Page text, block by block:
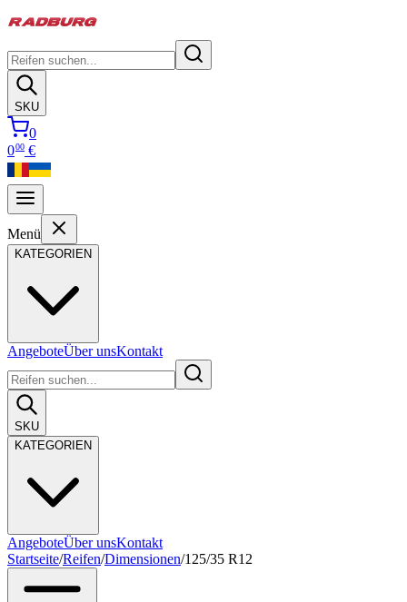
SKU
0
000 €
Menü
KATEGORIEN
AngeboteÜber unsKontakt
SKU
KATEGORIEN
AngeboteÜber unsKontakt
Startseite/Reifen/Dimensionen/125/35 R12